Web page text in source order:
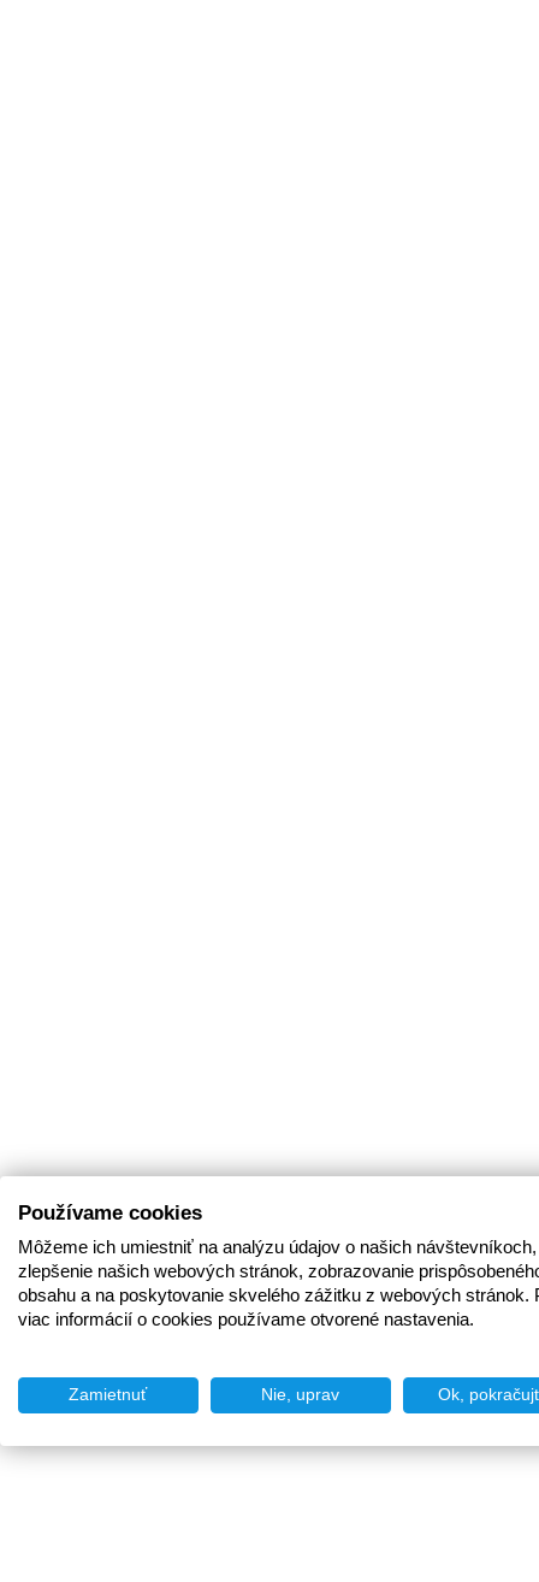
Používame cookies
Môžeme ich umiestniť na analýzu údajov o našich
zlepšenie našich webových stránok, zobrazovanie
obsahu a na poskytovanie skvelého zážitku z webových stránok.
viac informácií o cookies používame otvorené nastavenia.
Zamietnuť Nie, uprav Ok,